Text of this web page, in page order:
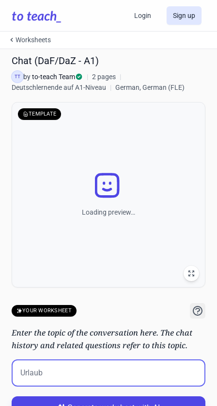
Login Sign up
Worksheets
Chat (DaF/DaZ - A1)
TT byto-teach Team | 2 pages |
Deutschlernende auf A1-Niveau
| German, German (FLE)
TEMPLATE
Loading preview…
YOUR WORKSHEET
Enter the topic of the conversation here. The chat
history and related questions refer to this topic.